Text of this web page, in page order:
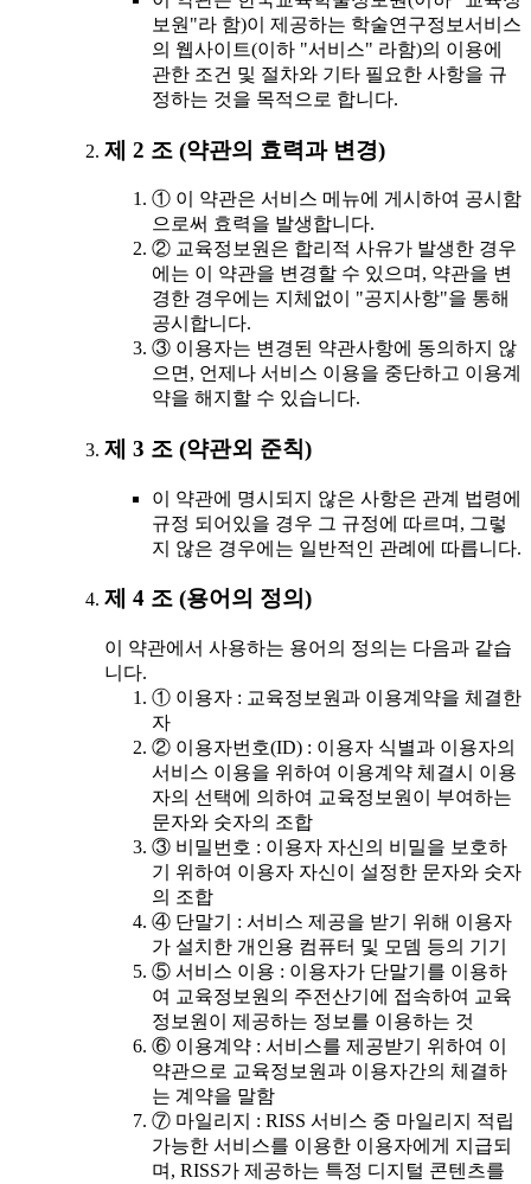
보원"라 함)이 제공하는 학술연구정보서비스
의 웹사이트(이하 "서비스" 라함)의 이용에
관한 조건 및 절차와 기타 필요한 사항을 규
정하는 것을 목적으로 합니다.
제 2 조 (약관의 효력과 변경)
① 이 약관은 서비스 메뉴에 게시하여 공시함
으로써 효력을 발생합니다.
② 교육정보원은 합리적 사유가 발생한 경우
에는 이 약관을 변경할 수 있으며, 약관을 변
경한 경우에는 지체없이 "공지사항"을 통해
공시합니다.
③ 이용자는 변경된 약관사항에 동의하지 않
으면, 언제나 서비스 이용을 중단하고 이용계
약을 해지할 수 있습니다.
제 3 조 (약관외 준칙)
이 약관에 명시되지 않은 사항은 관계 법령에
규정 되어있을 경우 그 규정에 따르며, 그렇
지 않은 경우에는 일반적인 관례에 따릅니다.
제 4 조 (용어의 정의)
이 약관에서 사용하는 용어의 정의는 다음과 같습
니다.
① 이용자 : 교육정보원과 이용계약을 체결한
자
② 이용자번호(ID) : 이용자 식별과 이용자의
서비스 이용을 위하여 이용계약 체결시 이용
자의 선택에 의하여 교육정보원이 부여하는
문자와 숫자의 조합
③ 비밀번호 : 이용자 자신의 비밀을 보호하
기 위하여 이용자 자신이 설정한 문자와 숫자
의 조합
④ 단말기 : 서비스 제공을 받기 위해 이용자
가 설치한 개인용 컴퓨터 및 모뎀 등의 기기
⑤ 서비스 이용 : 이용자가 단말기를 이용하
여 교육정보원의 주전산기에 접속하여 교육
정보원이 제공하는 정보를 이용하는 것
⑥ 이용계약 : 서비스를 제공받기 위하여 이
약관으로 교육정보원과 이용자간의 체결하
는 계약을 말함
⑦ 마일리지 : RISS 서비스 중 마일리지 적립
가능한 서비스를 이용한 이용자에게 지급되
며, RISS가 제공하는 특정 디지털 콘텐츠를